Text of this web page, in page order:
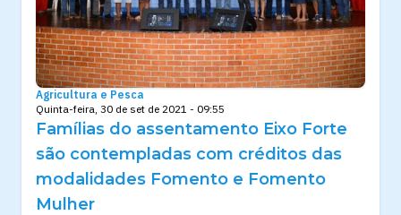
Agricultura e Pesca
Quinta-feira, 30 de set de 2021 - 09:55
Famílias do assentamento Eixo Forte
são contempladas com créditos das
modalidades Fomento e Fomento
Mulher